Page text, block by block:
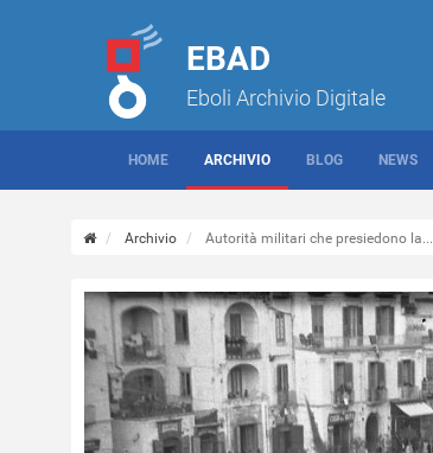
EBAD
Eboli Archivio Digitale
HOME ARCHIVIO BLOG NEWS
Archivio Autorità militari che presiedono la...